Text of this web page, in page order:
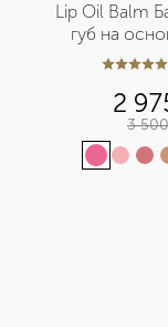
Lip Oil Balm
губ на
4.9из5468
2
3 500